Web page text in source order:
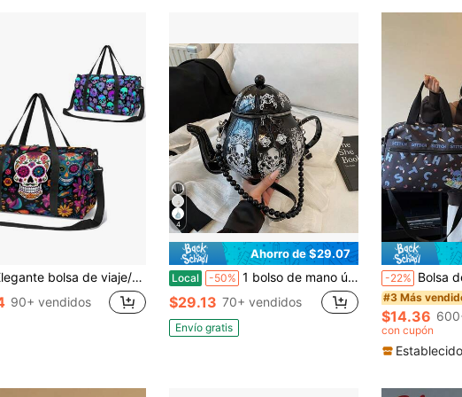
viaje/bolsa de deporte/bolsa de yoga/bolsa de gimnasio, diseño de calavera floral/calavera colorida, adecuada para viajes, uso diario, fitness, nieve, campamento, actividades al aire libre, artículos esenciales para vacaciones, accesorios de viaje, bolsa para la escuela, accesorios escolares
90+ vendidos
4
Ahorro de $29.07
Local -50% 1 bolso de mano único para mujer con forma de tetera, asa de perlas, regalo ideal para fiestas, amigos y familiares.
$29.13 70+ vendidos
Envío gratis
-22% Bolsa de viaje multifuncional de gran capacidad,
#3 Más
$14.36
con cupón